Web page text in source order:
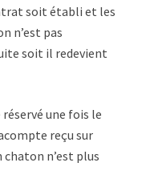
soit établi et les
n’est pas
soit il redevient
une fois le
reçu sur
n’est plus